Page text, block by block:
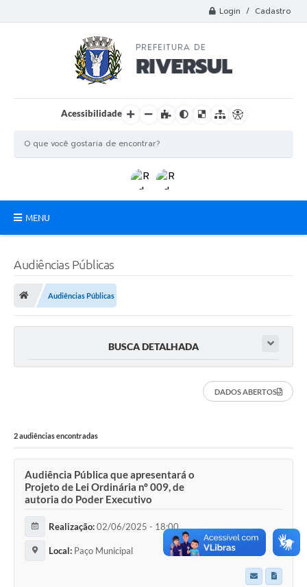
Login / Cadastro
Acessibilidade
MENU
Departamentos
Protocolo online
Conselhos
Plano Diretor de Tecnologia da Informação
Sites utilitarios
Audiências Públicas
Audiências Públicas
BUSCA DETALHADA
DADOS ABERTOS
2 audiências encontradas
Audiência Pública que apresentará o
Projeto de Lei Ordinária nº 009, de
autoria do Poder Executivo
Realização:02/06/2025 - 18:00
Local: Paço Municipal